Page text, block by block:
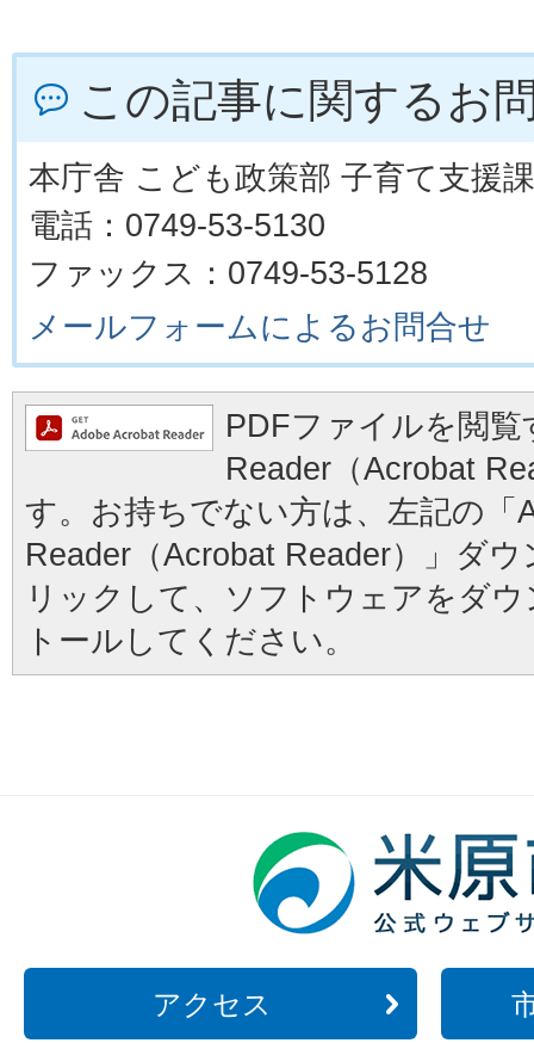
この記事に関するお
本庁舎 こども政策部 子育て支援課
電話：0749-53-5130
ファックス：0749-53-5128
メールフォームによるお問合せ
PDFファイルを閲
Reader（Acrobat
す。お持ちでない方は、左記の「
Reader（Acrobat Reader）」ダ
リックして、ソフトウェアをダ
トールしてください。
アクセス